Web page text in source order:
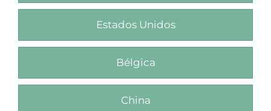
Estados Unidos
Bélgica
China